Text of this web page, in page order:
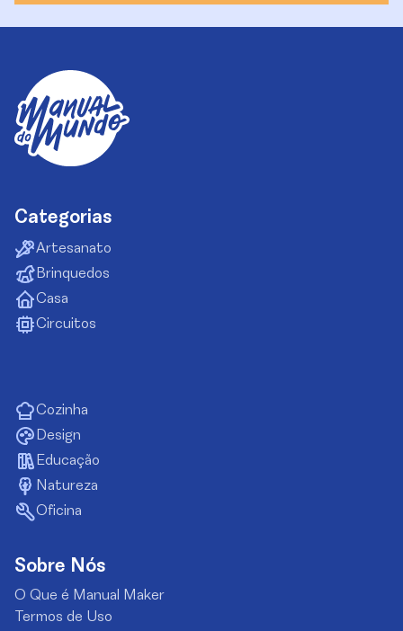
Categorias
Artesanato
Brinquedos
Casa
Circuitos
Cozinha
Design
Educação
Natureza
Oficina
Sobre Nós
O Que é Manual Maker
Termos de Uso